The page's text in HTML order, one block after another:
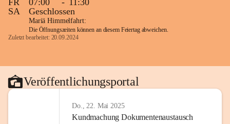
FR
07:00 - 11:30
SA
Geschlossen
Mariä Himmelfahrt:
Die Öffnungszeiten können an diesem Feiertag abweichen.
Zuletzt bearbeitet: 20.09.2024
Veröffentlichungsportal
Do., 22. Mai 2025
Kundmachung Dokumentenaustausch